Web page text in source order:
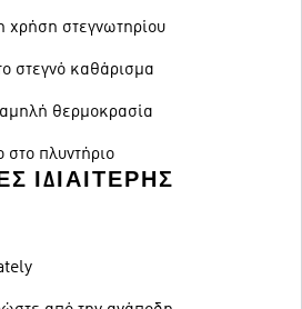
χρήση στεγνωτηρίου
στεγνό καθάρισμα
θερμοκρασία
στο πλυντήριο
ΙΔΙΑΊΤΕΡΗΣ